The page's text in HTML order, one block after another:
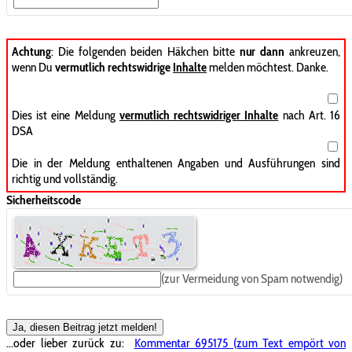
Achtung: Die folgenden beiden Häkchen bitte nur dann ankreuzen,
wenn Du vermutlich rechtswidrige Inhaltemelden möchtest. Danke.
Dies ist eine Meldung vermutlich rechtswidriger Inhalte nach Art. 16
DSA
Die in der Meldung enthaltenen Angaben und Ausführungen sind
richtig und vollständig.
Sicherheitscode
(zur Vermeidung von Spam notwendig)
Ja, diesen Beitrag jetzt melden!
...oder lieber zurück zu:
Kommentar 695175 (zum Text empört von